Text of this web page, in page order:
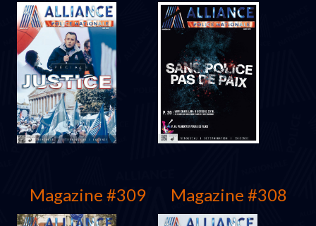
Mars 2022 Mars 2022
Magazine #309 Magazine #308